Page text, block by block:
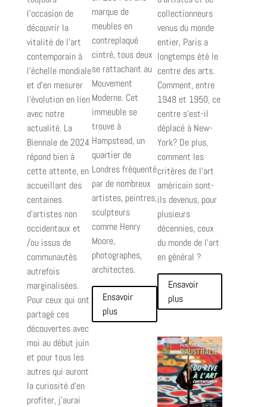
l’occasion de
découvrir la
vitalité de l’art
contemporain à
l’échelle mondiale
et d’en mesurer
l’évolution en lien
avec notre
actualité. La
Biennale de 2024
répond bien à
cette attente, en
accueillant des
centaines
d’artistes non
occidentaux et
/ou issus de
communautés
autrefois
marginalisées.
Pour ceux qui ont
partagé ces
découvertes avec
moi au début juin
et pour tous les
autres qui auront
la curiosité d’en
profiter, j’aurai
marque de
meubles en
contreplaqué
cintré, tous deux
se rattachant au
Mouvement
Moderne. Cet
immeuble se
trouve à
Hampstead, un
quartier de
Londres fréquenté
par de nombreux
artistes, peintres,
sculpteurs
comme Henry
Moore,
photographes,
architectes.
Ensavoir
plus
collectionneurs
venus du monde
entier, Paris a
longtemps été le
centre des arts.
Comment, entre
1948 et 1950, ce
centre s'est-il
déplacé à New-
York? De plus,
comment les
critères de l'art
américain sont-
ils devenus, pour
plusieurs
décennies, ceux
du monde de l'art
en général ?
Ensavoir
plus